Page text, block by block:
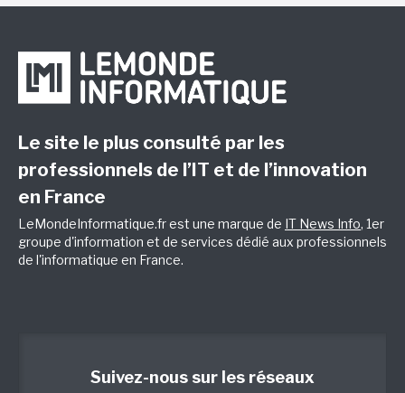
Le site le plus consulté par les
professionnels de l’IT et de l’innovation
en France
LeMondeInformatique.fr est une marque de IT News Info, 1er
groupe d'information et de services dédié aux professionnels
de l'informatique en France.
Suivez-nous sur les réseaux